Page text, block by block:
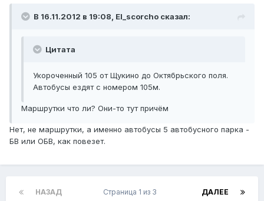
В 16.11.2012 в 19:08, El_scorcho сказал:
Цитата
Укороченный 105 от Щукино до Октябрьского поля.
Автобусы ездят с номером 105м.
Маршрутки что ли? Они-то тут причём
Нет, не маршрутки, а именно автобусы 5 автобусного парка -
БВ или ОБВ, как повезет.
НАЗАД ДАЛЕЕ
Страница 1 из 3